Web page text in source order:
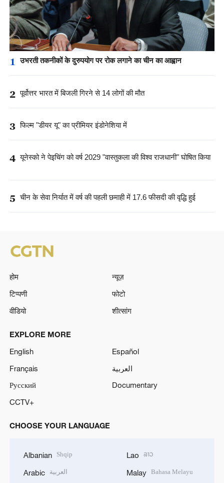
1 उभरती तकनीकों के दुरुपयोग पर रोक लगाने का चीन का आह्वान
2 पूर्वोत्तर भारत में बिजली गिरने से 14 लोगों की मौत
3 फिल्म "डीयर यू" का प्रीमियर इंडोनेशिया में
4 यूनेस्को ने पेइचिंग को वर्ष 2029 "वास्तुकला की विश्व राजधानी" घोषित किया
5 चीन के सेवा निर्यात में वर्ष की पहली छमाही में 17.6 फीसदी की वृद्धि हुई
होम
न्यूज़
टिप्पणी
फोटो
वीडियो
शीत्सांग
EXPLORE MORE
English
Español
Français
العربية
Русский
Documentary
CCTV+
CHOOSE YOUR LANGUAGE
Albanian Shqip
Arabic العربية
Lao ລາວ
Malay Bahasa Melayu